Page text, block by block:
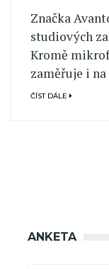
Značka
studiových
Kromě
zaměřuje i
ČÍST DÁLE
ANKETA